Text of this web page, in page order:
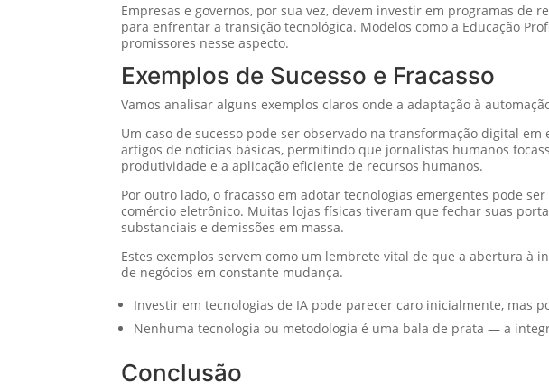
Empresas e governos, por sua vez, devem investir em programas
para enfrentar a transição tecnológica. Modelos como a Educação
promissores nesse aspecto.
Exemplos de Sucesso e Fracasso
Vamos analisar alguns exemplos claros onde a adaptação à
Um caso de sucesso pode ser observado na transformação digital
artigos de notícias básicas, permitindo que jornalistas humanos
produtividade e a aplicação eficiente de recursos humanos.
Por outro lado, o fracasso em adotar tecnologias emergentes pode
comércio eletrônico. Muitas lojas físicas tiveram que fechar suas
substanciais e demissões em massa.
Estes exemplos servem como um lembrete vital de que a abertura à
de negócios em constante mudança.
Investir em tecnologias de IA pode parecer caro inicialmente,
Nenhuma tecnologia ou metodologia é uma bala de prata — a
Conclusão